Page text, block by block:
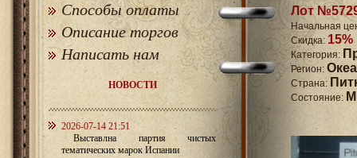
Способы оплаты
Описание торгов
Написать нам
НОВОСТИ
2026-07-14 21:51
Выставлна партия чистых
тематических марок Испании
Лот
Начальная
Скидка: 15%
Категория:
Регион:
Страна:
Состояние: